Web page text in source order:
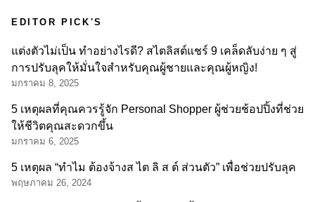
EDITOR PICK'S
แต่งตัวไม่เป็น ทำอย่างไรดี? สไตลิสต์แชร์ 9 เคล็ดลับง่าย ๆ สู่
การปรับลุคให้มั่นใจสำหรับคุณผู้ชายและคุณผู้หญิง!
มกราคม 8, 2025
5 เหตุผลที่คุณควรรู้จัก Personal Shopper ผู้ช่วยช้อปปิ้งที่ช่วย
ให้ชีวิตคุณสะดวกขึ้น
มกราคม 6, 2025
5 เหตุผล “ทำไม ต้องจ้างส ไต ลิ ส ต์ ส่วนตัว” เพื่อช่วยปรับลุค
พฤษภาคม 26, 2024